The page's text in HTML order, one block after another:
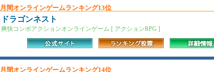
月間オンラインゲームランキング13位
ドラゴンネスト
爽快コンボアクションオンラインゲーム [ アクションRPG ]
月間オンラインゲームランキング14位